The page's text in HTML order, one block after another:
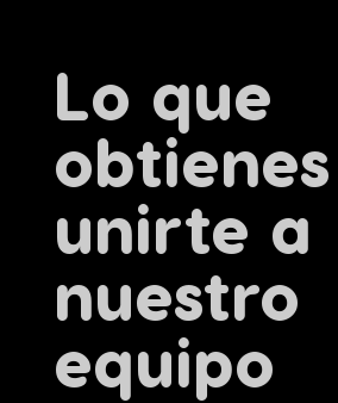
Lo que
unirte a
nuestro
equipo